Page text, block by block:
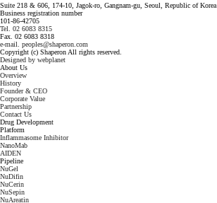
Suite 218 & 606, 174-10, Jagok-ro, Gangnam-gu, Seoul, Republic of Korea
Business registration number
101-86-42705
Tel. 02 6083 8315
Fax. 02 6083 8318
e-mail. peoples@shaperon.com
Copyright (c) Shaperon All rights reserved.
Designed by webplanet
About Us
Overview
History
Founder & CEO
Corporate Value
Partnership
Contact Us
Drug Development
Platform
Inflammasome Inhibitor
NanoMab
AIDEN
Pipeline
NuGel
NuDifin
NuCerin
NuSepin
NuAreatin